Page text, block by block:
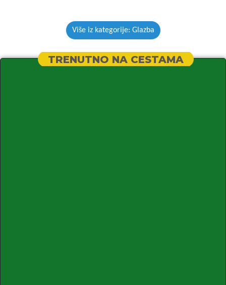
Više iz kategorije: Glazba
TRENUTNO NA CESTAMA